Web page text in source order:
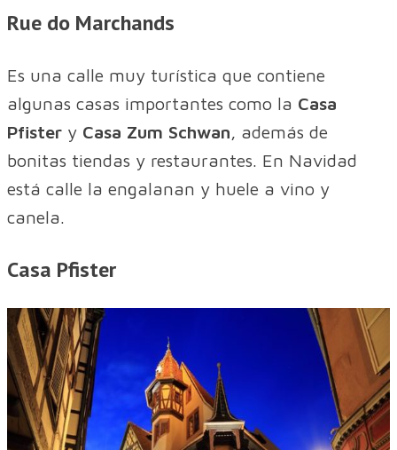
Rue do Marchands
Es una calle muy turística que contiene
algunas casas importantes como la Casa
Pfister y Casa Zum Schwan, además de
bonitas tiendas y restaurantes. En Navidad
está calle la engalanan y huele a vino y
canela.
Casa Pfister